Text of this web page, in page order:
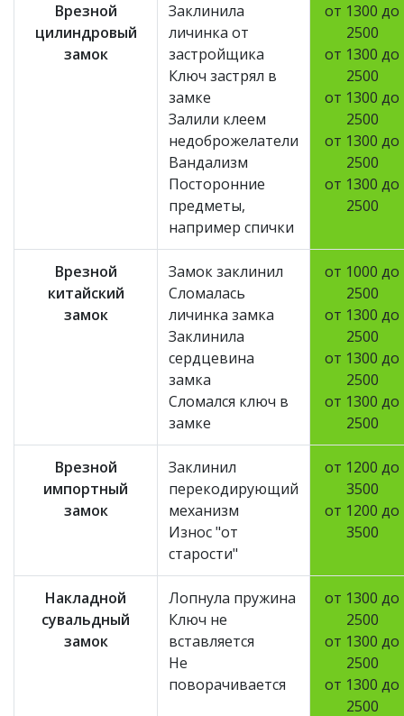
Врезной
цилиндровый
замок
Заклинила
личинка от
застройщика
Ключ застрял в
замке
Залили клеем
недоброжелатели
Вандализм
Посторонние
предметы,
например спички
от 1300 до
2500
от 1300 до
2500
от 1300 до
2500
от 1300 до
2500
от 1300 до
2500
Врезной
китайский
замок
Замок заклинил
Сломалась
личинка замка
Заклинила
сердцевина
замка
Сломался ключ в
замке
от 1000 до
2500
от 1300 до
2500
от 1300 до
2500
от 1300 до
2500
Врезной
импортный
замок
Заклинил
перекодирующий
механизм
Износ "от
старости"
от 1200 до
3500
от 1200 до
3500
Накладной
сувальдный
замок
Лопнула пружина
Ключ не
вставляется
Не
поворачивается
от 1300 до
2500
от 1300 до
2500
от 1300 до
2500